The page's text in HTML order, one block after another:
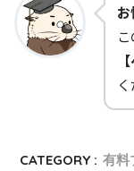
CATEGORY : 有料